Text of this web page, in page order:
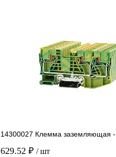
14300027 Клемма заземляющая
629.52 ₽ / шт